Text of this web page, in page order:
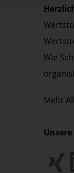
Wie
Mehr